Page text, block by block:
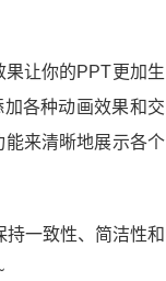
让你的PPT更加生
各种动画效果和交
来清晰地展示各个
一致性、简洁性和